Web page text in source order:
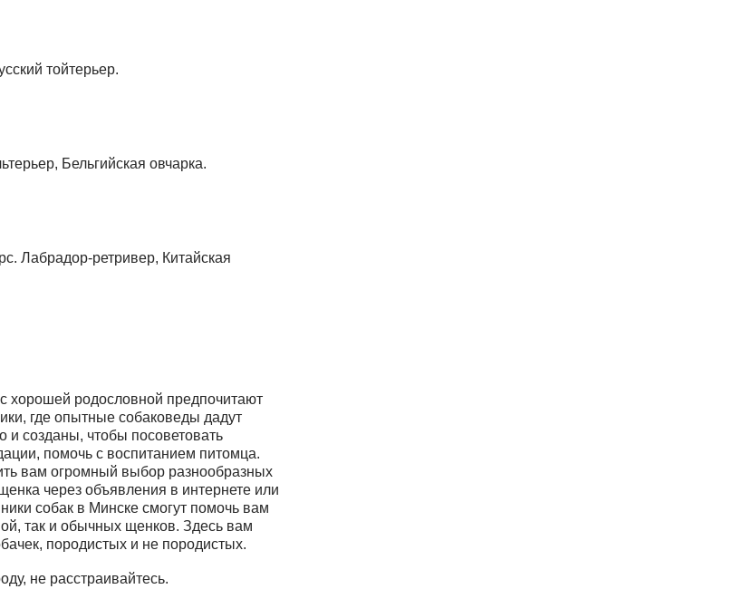
тойтерьер.
Бельгийская овчарка.
Лабрадор-ретривер, Китайская
хорошей родословной предпочитают
где опытные собаковеды дадут
и созданы, чтобы посоветовать
помочь с воспитанием питомца.
вам огромный выбор разнообразных
через объявления в интернете или
собак в Минске смогут помочь вам
так и обычных щенков. Здесь вам
породистых и не породистых.
не расстраивайтесь.